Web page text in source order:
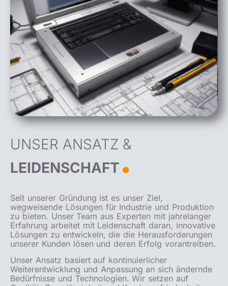
UNSER ANSATZ &
LEIDENSCHAFT .
Seit unserer Gründung ist es unser Ziel,
wegweisende Lösungen für Industrie und Produktion
zu bieten. Unser Team aus Experten mit jahrelanger
Erfahrung arbeitet mit Leidenschaft daran, innovative
Lösungen zu entwickeln, die die Herausforderungen
unserer Kunden lösen und deren Erfolg vorantreiben.
Unser Ansatz basiert auf kontinuierlicher
Weiterentwicklung und Anpassung an sich ändernde
Bedürfnisse und Technologien. Wir setzen auf